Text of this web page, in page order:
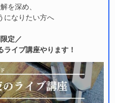
を深め、
になりたい方へ
定／
イブ講座やります！